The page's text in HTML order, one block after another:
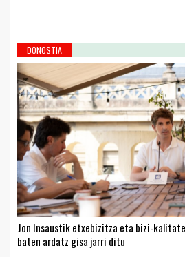
DONOSTIA
Jon Insaustik etxebizitza eta bizi-
baten ardatz gisa jarri ditu